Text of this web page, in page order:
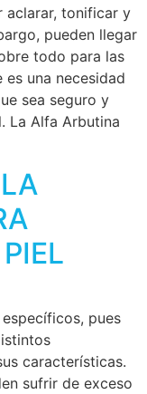
aclarar, tonificar y
pueden llegar
todo para las
una necesidad
sea seguro y
La Alfa Arbutina
pues
características.
sufrir de exceso